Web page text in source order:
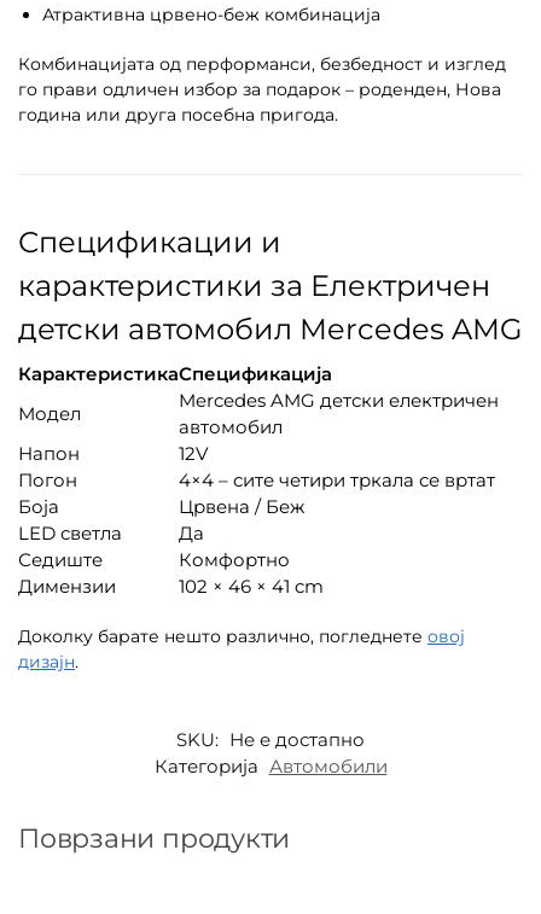
Атрактивна црвено-беж комбинација
Комбинацијата од перформанси, безбедност и изглед
го прави одличен избор за подарок – роденден, Нова
година или друга посебна пригода.
Спецификации и
карактеристики за Електричен
детски автомобил Mercedes AMG
КарактеристикаСпецификација
Модел
Mercedes AMG детски електричен
автомобил
Напон
12V
Погон
4×4 – сите четири тркала се вртат
Боја
Црвена / Беж
LED светла
Да
Седиште
Комфортно
Димензии
102 × 46 × 41 cm
Доколку барате нешто различно, погледнете овој
дизајн.
SKU: Не е достапно
Категорија Автомобили
Поврзани продукти